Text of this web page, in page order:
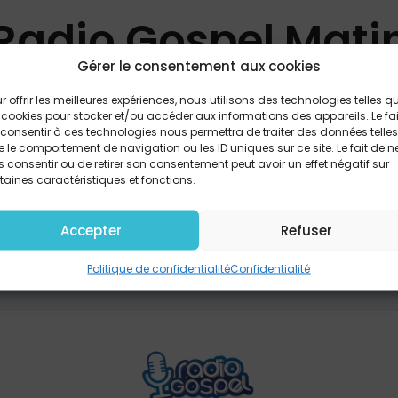
Gérer le consentement aux cookies
offrir les meilleures expériences, nous utilisons des technologies telles
pour stocker et/ou accéder aux informations des appareils. Le
à ces technologies nous permettra de traiter des données telles
le comportement de navigation ou les ID uniques sur ce site. Le fait de
consentir ou de retirer son consentement peut avoir un effet négatif sur
caractéristiques et fonctions.
Accepter Refuser
Politique de confidentialitéConfidentialité
Gospel
de 7h à 9h avec Jeanne
PARTAGER